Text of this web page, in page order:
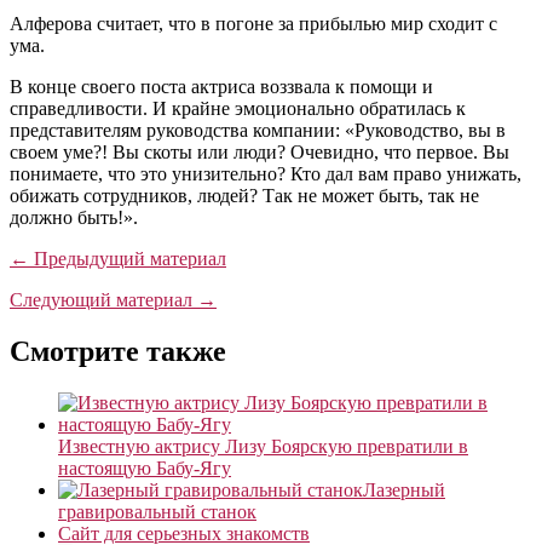
Алферова считает, что в погоне за прибылью мир сходит с
ума.
В конце своего поста актриса воззвала к помощи и
справедливости. И крайне эмоционально обратилась к
представителям руководства компании: «Руководство, вы в
своем уме?! Вы скоты или люди? Очевидно, что первое. Вы
понимаете, что это унизительно? Кто дал вам право унижать,
обижать сотрудников, людей? Так не может быть, так не
должно быть!».
← Предыдущий материал
Следующий материал →
Смотрите также
Известную актрису Лизу Боярскую превратили в
настоящую Бабу-Ягу
Лазерный
гравировальный станок
Сайт для серьезных знакомств